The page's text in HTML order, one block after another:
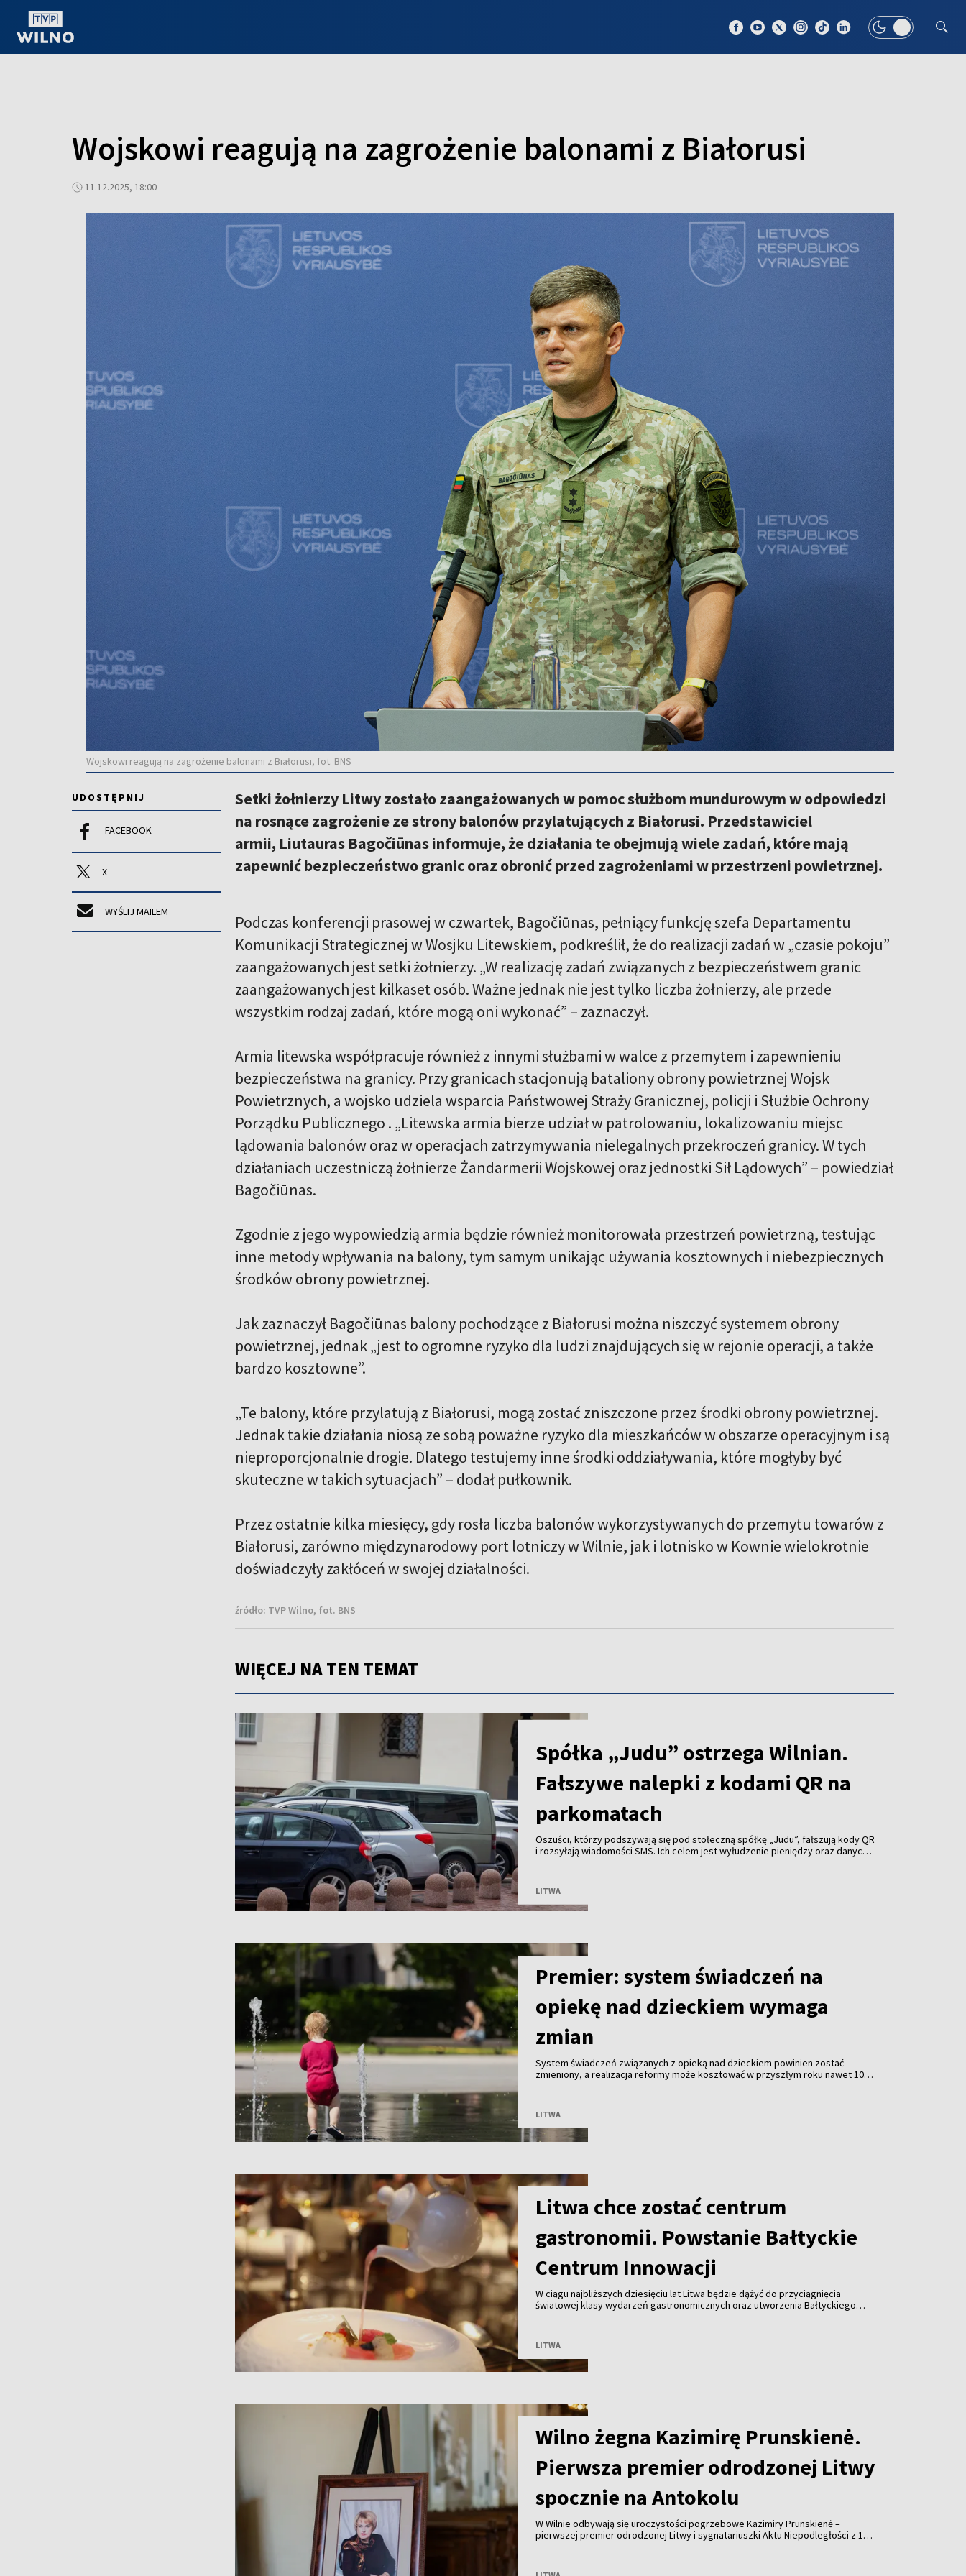
Wojskowi reagują na zagrożenie balonami z Białorusi
11.12.2025, 18:00
Wojskowi reagują na zagrożenie balonami z Białorusi, fot. BNS
UDOSTĘPNIJ
FACEBOOK
X
WYŚLIJ MAILEM
Setki żołnierzy Litwy zostało zaangażowanych w pomoc służbom mundurowym w odpowiedzi
na rosnące zagrożenieze strony balonów przylatujących z Białorusi. Przedstawiciel
armii, Liutauras Bagočiūnas informuje, że działania te obejmują wiele zadań, które mają
zapewnić bezpieczeństwo granic oraz obronić przed zagrożeniami w przestrzeni powietrznej.
Podczas konferencji prasowej w czwartek, Bagočiūnas, pełniący funkcję szefa Departamentu
Komunikacji Strategicznej w Wosjku Litewskiem, podkreślił, że do realizacji zadań w „czasie pokoju”
zaangażowanych jest setki żołnierzy. „W realizację zadań związanych z bezpieczeństwem granic
zaangażowanych jest kilkaset osób. Ważne jednak nie jest tylko liczba żołnierzy, ale przede
wszystkim rodzaj zadań, które mogą oni wykonać” – zaznaczył.
Armia litewska współpracuje również z innymi służbami w walce z przemytem i zapewnieniu
bezpieczeństwa na granicy. Przy granicach stacjonują bataliony obrony powietrznej Wojsk
Powietrznych, a wojsko udziela wsparcia Państwowej Straży Granicznej, policji i Służbie Ochrony
Porządku Publicznego . „Litewska armia bierze udział w patrolowaniu, lokalizowaniu miejsc
lądowania balonów oraz w operacjach zatrzymywania nielegalnych przekroczeń granicy. W tych
działaniach uczestniczą żołnierze Żandarmerii Wojskowej oraz jednostki Sił Lądowych” – powiedział
Bagočiūnas.
Zgodnie z jego wypowiedzią armia będzie również monitorowała przestrzeń powietrzną, testując
inne metody wpływania na balony, tym samym unikając używania kosztownych i niebezpiecznych
środków obrony powietrznej.
Jak zaznaczył Bagočiūnas balony pochodzące z Białorusi można niszczyć systemem obrony
powietrznej, jednak „jest to ogromne ryzyko dla ludzi znajdujących się w rejonie operacji, a także
bardzo kosztowne”.
„Te balony, które przylatują z Białorusi, mogą zostać zniszczone przez środki obrony powietrznej.
Jednak takie działania niosą ze sobą poważne ryzyko dla mieszkańców w obszarze operacyjnym i są
nieproporcjonalnie drogie. Dlatego testujemy inne środki oddziaływania, które mogłyby być
skuteczne w takich sytuacjach” – dodał pułkownik.
Przez​‍​‌‍​‍‌ ostatnie kilka miesięcy, gdy rosła liczba balonów wykorzystywanych do przemytu towarów z
Białorusi, zarówno międzynarodowy port lotniczy w Wilnie, jak i lotnisko w Kownie wielokrotnie
doświadczyły zakłóceń w swojej działalności.
źródło: TVP Wilno, fot. BNS
WIĘCEJ NA TEN TEMAT
Spółka „Judu” ostrzega Wilnian.
Fałszywe nalepki z kodami QR na
parkomatach
Oszuści, którzy podszywają się pod stołeczną spółkę „Judu”, fałszują kody QR
i rozsyłają wiadomości SMS. Ich celem jest wyłudzenie pieniędzy oraz danych
LITWA
Premier: system świadczeń na
opiekę nad dzieckiem wymaga
zmian
System świadczeń związanych z opieką nad dzieckiem powinien zostać
zmieniony, a realizacja reformy może kosztować w przyszłym roku nawet 100
LITWA
Litwa chce zostać centrum
gastronomii. Powstanie Bałtyckie
Centrum Innowacji
W ciągu najbliższych dziesięciu lat Litwa będzie dążyć do przyciągnięcia
światowej klasy wydarzeń gastronomicznych oraz utworzenia Bałtyckiego
LITWA
Wilno żegna Kazimirę Prunskienė.
Pierwsza premier odrodzonej Litwy
spocznie na Antokolu
W Wilnie odbywają się uroczystości pogrzebowe Kazimiry Prunskienė –
pierwszej premier odrodzonej Litwy i sygnatariuszki Aktu Niepodległości z 11